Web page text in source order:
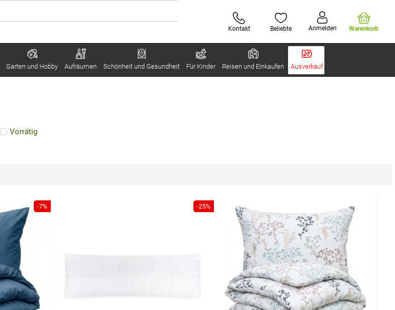
Kontakt Beliebte Anmelden Warenkorb
Garten und Hobby Aufräumen Schönheit und Gesundheit Für Kinder Reisen und Einkaufen Ausverkauf
Vorrätig
-7% -25%